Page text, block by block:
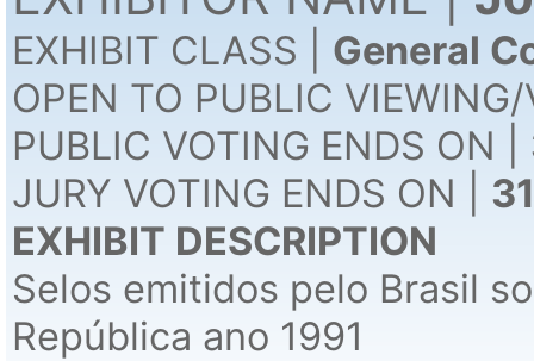
EXHIBIT CLASS | General
OPEN TO PUBLIC
PUBLIC VOTING ENDS ON |
JURY VOTING ENDS ON |
EXHIBIT DESCRIPTION
Selos emitidos pelo Brasil
República ano 1991